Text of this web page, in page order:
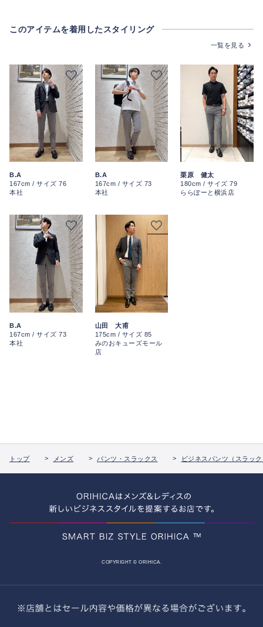
このアイテムを着用したスタイリング
一覧を見る
B.A
167cm / サイズ 76
本社
B.A
167cm / サイズ 73
本社
栗原 健太
180cm / サイズ 79
ららぽーと横浜店
B.A
167cm / サイズ 73
本社
山田 大甫
175cm / サイズ 85
みのおキューズモール
店
トップ メンズ パンツ・スラックス ビジネスパンツ（スラッ
COPYRIGHT © ORIHICA.